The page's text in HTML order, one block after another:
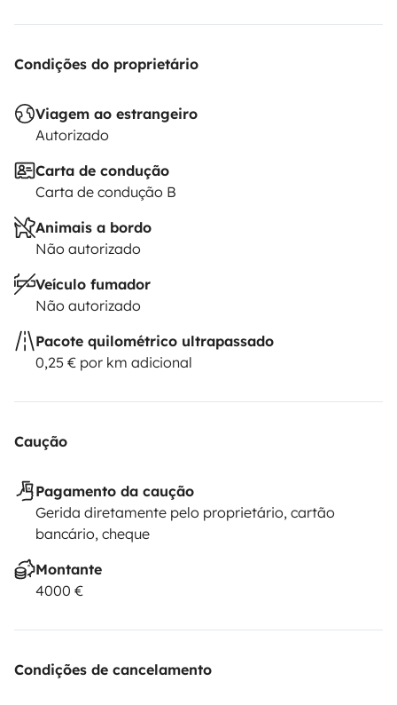
Condições do proprietário
Viagem ao estrangeiro
Autorizado
Carta de condução
Carta de condução B
Animais a bordo
Não autorizado
Veículo fumador
Não autorizado
Pacote quilométrico ultrapassado
0,25 € por km adicional
Caução
Pagamento da caução
Gerida diretamente pelo proprietário, cartão
bancário, cheque
Montante
4000 €
Condições de cancelamento